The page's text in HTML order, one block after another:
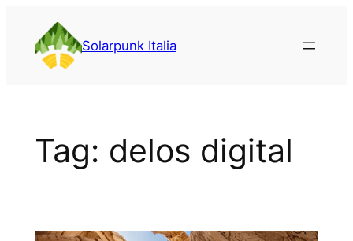
contenuto
Solarpunk Italia
Tag: delos digital